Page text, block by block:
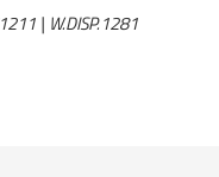
| W.DISP.1281